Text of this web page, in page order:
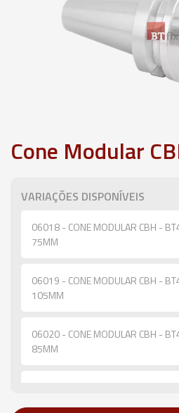
Cone Modular
VARIAÇÕES DISPONÍVEIS
06018 - CONE MODULAR CBH -
75MM
06019 - CONE MODULAR CBH -
105MM
06020 - CONE MODULAR CBH -
85MM